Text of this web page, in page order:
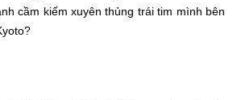
cầm kiếm xuyên thủng trái tim mình bên